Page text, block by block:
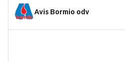
Avis Bormio odv